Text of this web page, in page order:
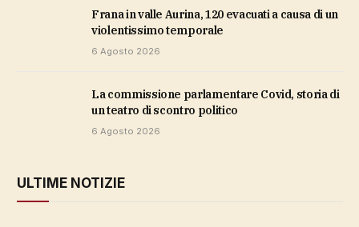
Frana in valle Aurina, 120 evacuati a causa di un
violentissimo temporale
6 Agosto 2026
La commissione parlamentare Covid, storia di
un teatro di scontro politico
6 Agosto 2026
ULTIME NOTIZIE